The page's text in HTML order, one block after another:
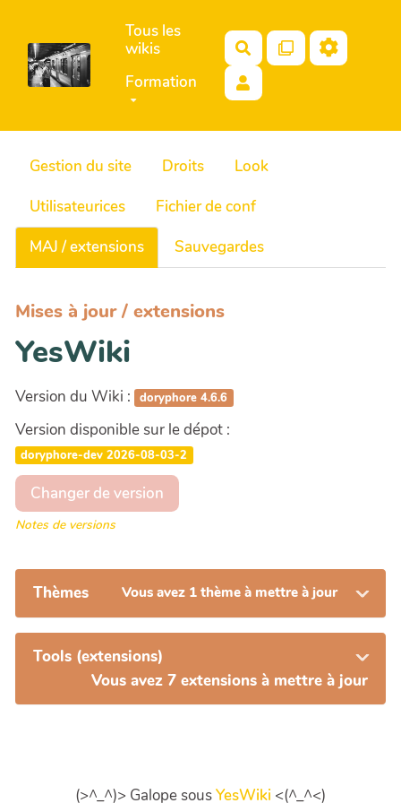
Aller au contenu principal
Tous les
wikis
Formation
Rechercher
Gestion du site Droits
Look
Utilisateurices
Fichier de conf
MAJ / extensions
Sauvegardes
Mises à jour / extensions
YesWiki
Version du Wiki : doryphore 4.6.6
Version disponible sur le dépot :
doryphore-dev 2026-08-03-2
Changer de version
Notes de versions
Thèmes Vous avez 1 thème à mettre à jour
Tools (extensions)
Vous avez 7 extensions à mettre à jour
(>^_^)> Galope sousYesWiki <(^_^<)